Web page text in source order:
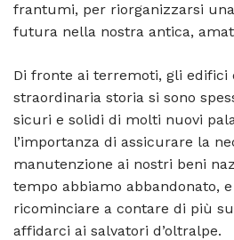
frantumi, per riorganizzarsi
futura nella nostra antica,
Di fronte ai terremoti, gli edifici
straordinaria storia si sono
sicuri e solidi di molti nuovi
l’importanza di assicurare la
manutenzione ai nostri beni
tempo abbiamo abbandonato,
ricominciare a contare di più
affidarci ai salvatori d’oltralpe.